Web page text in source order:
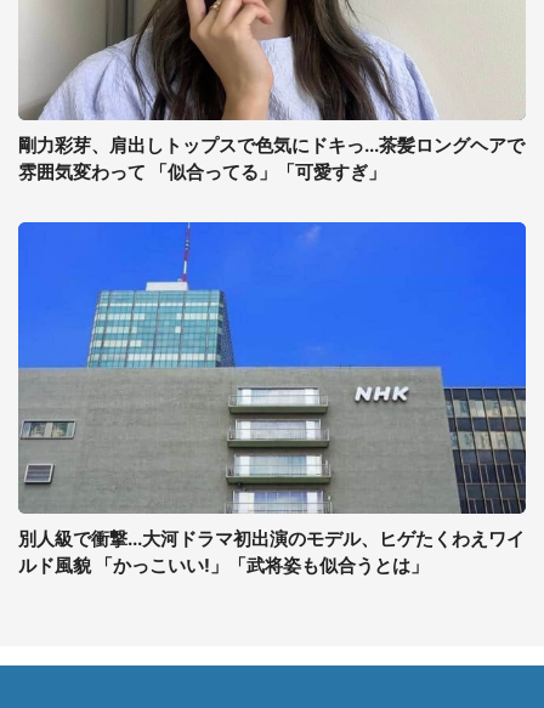
剛力彩芽、肩出しトップスで色気にドキっ...茶髪ロングヘアで
雰囲気変わって 「似合ってる」「可愛すぎ」
別人級で衝撃...大河ドラマ初出演のモデル、ヒゲたくわえワイ
ルド風貌 「かっこいい!」「武将姿も似合うとは」